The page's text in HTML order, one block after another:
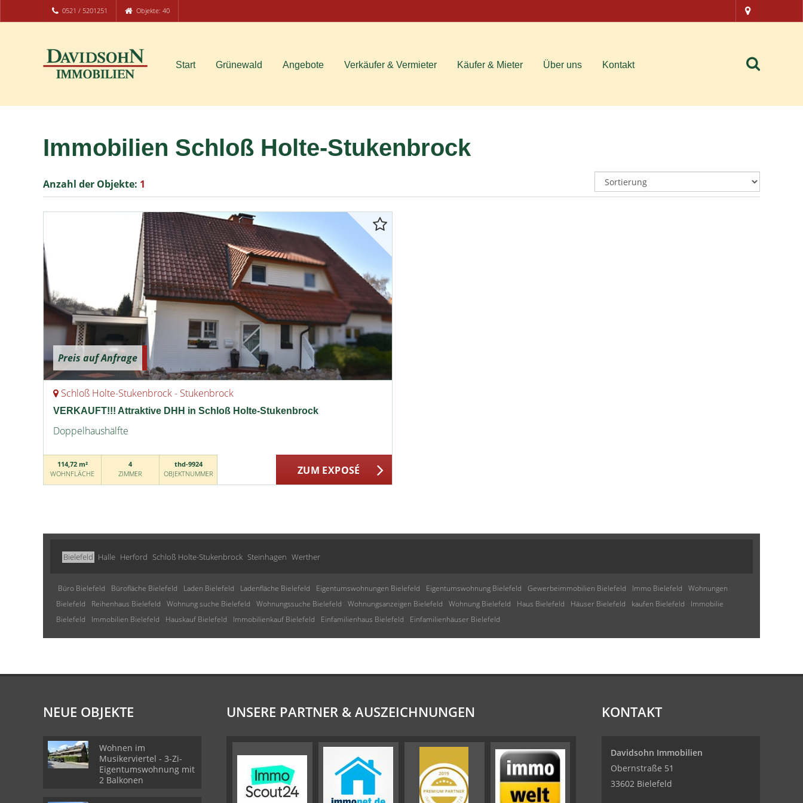
0521 / 5201251 Objekte: 40
Start Grünewald Angebote Verkäufer & Vermieter Käufer & Mieter Über uns Kontakt
Immobilien Schloß Holte-Stukenbrock
Anzahl der Objekte: 1
Preis auf Anfrage
Schloß Holte-Stukenbrock - Stukenbrock
VERKAUFT!!! Attraktive DHH in Schloß Holte-Stukenbrock
Doppelhaushälfte
114,72 m²
WOHNFLÄCHE
4
ZIMMER
thd-9924
OBJEKTNUMMER
ZUM EXPOSÉ
Bielefeld Halle Herford Schloß Holte-Stukenbrock Steinhagen Werther
Büro Bielefeld Bürofläche Bielefeld Laden Bielefeld Ladenfläche Bielefeld Eigentumswohnungen Bielefeld Eigentumswohnung Bielefeld Gewerbeimmobilien Bielefeld Immo Bielefeld
Wohnungen
Bielefeld
Reihenhaus Bielefeld Wohnung suche Bielefeld Wohnungssuche Bielefeld Wohnungsanzeigen Bielefeld Wohnung Bielefeld Haus Bielefeld Häuser Bielefeld kaufen Bielefeld
Immobilie
Bielefeld
Immobilien Bielefeld Hauskauf Bielefeld Immobilienkauf Bielefeld Einfamilienhaus Bielefeld Einfamilienhäuser Bielefeld
NEUE OBJEKTE
Wohnen im
Musikerviertel - 3-Zi-
Eigentumswohnung mit
2 Balkonen
UNSERE PARTNER & AUSZEICHNUNGEN KONTAKT
Davidsohn Immobilien
Obernstraße 51
33602 Bielefeld